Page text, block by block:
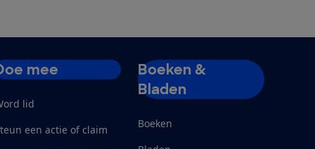
mee
lid
een actie of claim
Boeken &
Bladen
Boeken